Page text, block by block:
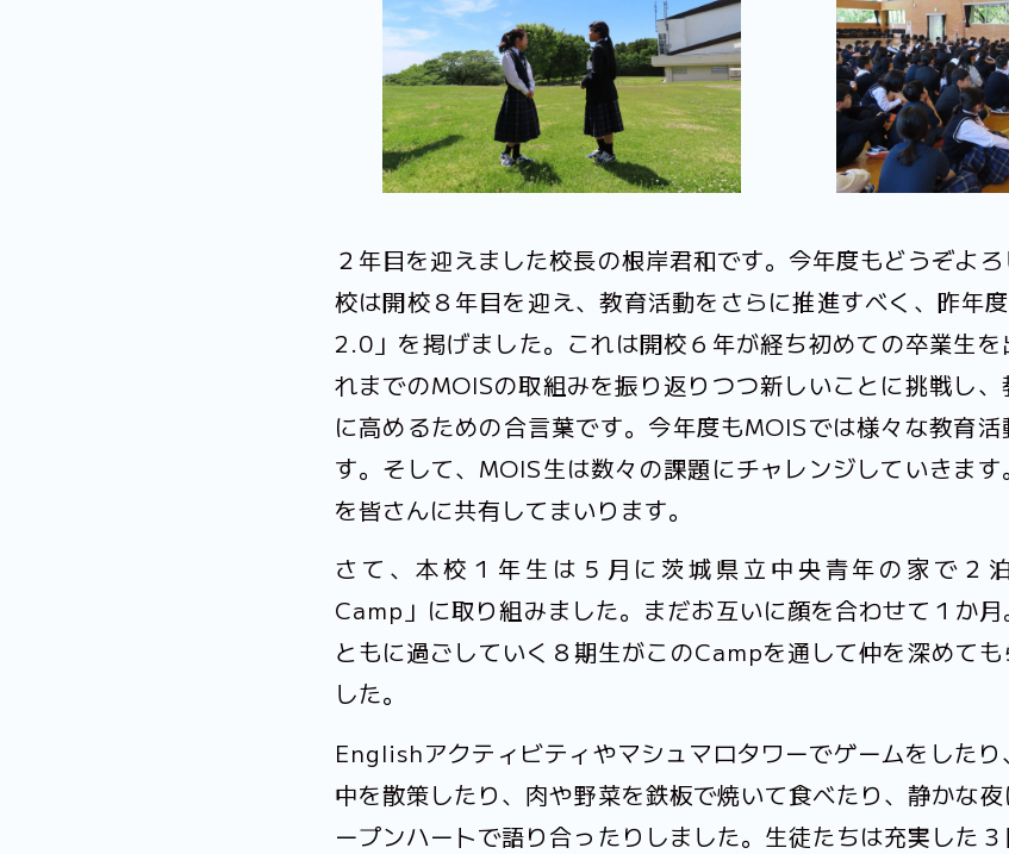
２年目を迎えました校長の根岸君和です。今年度もどうぞよ
校は開校８年目を迎え、教育活動をさらに推進すべく、昨年
2.0」を掲げました。これは開校６年が経ち初めての卒業生を
れまでのMOISの取組みを振り返りつつ新しいことに挑戦し
に高めるための合言葉です。今年度もMOISでは様々な教育
す。そして、MOIS生は数々の課題にチャレンジしていきま
を皆さんに共有してまいります。
さて、本校１年生は５月に茨城県立中央青年の家で２
Camp」に取り組みました。まだお互いに顔を合わせて１か
ともに過ごしていく８期生がこのCampを通して仲を深めて
した。
Englishアクティビティやマシュマロタワーでゲームをした
中を散策したり、肉や野菜を鉄板で焼いて食べたり、静かな
ープンハートで語り合ったりしました。生徒たちは充実した